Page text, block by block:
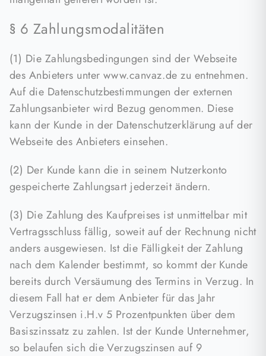
§ 6 Zahlungsmodalitäten
(1) Die Zahlungsbedingungen sind der Webseite
des Anbieters unter www.canvaz.de zu entnehmen.
Auf die Datenschutzbestimmungen der externen
Zahlungsanbieter wird Bezug genommen. Diese
kann der Kunde in der Datenschutzerklärung auf der
Webseite des Anbieters einsehen.
(2) Der Kunde kann die in seinem Nutzerkonto
gespeicherte Zahlungsart jederzeit ändern.
(3) Die Zahlung des Kaufpreises ist unmittelbar mit
Vertragsschluss fällig, soweit auf der Rechnung nicht
anders ausgewiesen. Ist die Fälligkeit der Zahlung
nach dem Kalender bestimmt, so kommt der Kunde
bereits durch Versäumung des Termins in Verzug. In
diesem Fall hat er dem Anbieter für das Jahr
Verzugszinsen i.H.v 5 Prozentpunkten über dem
Basiszinssatz zu zahlen. Ist der Kunde Unternehmer,
so belaufen sich die Verzugszinsen auf 9